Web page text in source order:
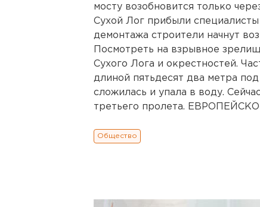
мосту возобновится только
Сухой Лог прибыли
демонтажа строители начнут
Посмотреть на взрывное
Сухого Лога и окрестностей.
длиной пятьдесят два метра
сложилась и упала в воду.
третьего пролета.
Общество